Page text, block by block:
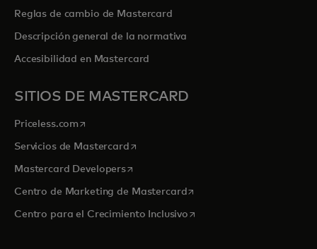
Reglas de cambio de Mastercard
Descripción general de la normativa
Accesibilidad en Mastercard
SITIOS DE MASTERCARD
Priceless.com se abre en una pestaña nueva
Servicios de Mastercardse abre en una pestaña nueva
Mastercard Developersse abre en una pestaña nueva
Centro de Marketing de Mastercardse abre en una pestaña
Centro para el Crecimiento Inclusivose abre en una pestaña